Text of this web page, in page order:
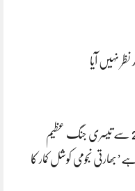
نظر نہیں آیا
5 اگست 2024 سے تیسری جنگ عظیم
نجومی کوشل کمار کا